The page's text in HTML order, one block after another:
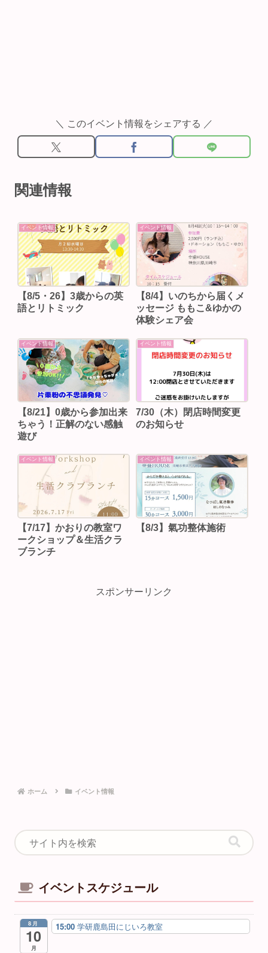
＼ このイベント情報をシェアする ／
関連情報
イベント情報
【8/5・26】3歳からの英
語とリトミック
イベント情報
【8/4】いのちから届くメ
ッセージ ももこ&ゆかの
体験シェア会
イベント情報
【8/21】0歳から参加出来
ちゃう！正解のない感触
遊び
イベント情報
7/30（木）閉店時間変更
のお知らせ
イベント情報
【7/17】かおりの教室ワ
ークショップ＆生活クラ
ブランチ
イベント情報
【8/3】⁡氣功整体施術
スポンサーリンク
ホーム イベント情報
イベントスケジュール
8月
10
月
15:00 学研鹿島田にじいろ教室